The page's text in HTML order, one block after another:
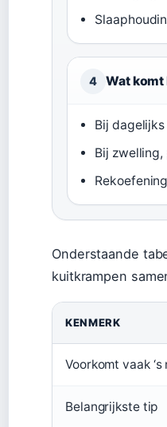
4 Wat komt
Bij
Bij
Onderstaande
kuitkrampen
KENMERK
Voorkomt vaak
Belangrijkste tip